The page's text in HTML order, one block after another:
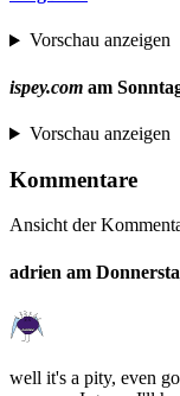
Vorschau anzeigen
ispey.com am
Vorschau anzeigen
Kommentare
Ansicht der
adrien am
well it's a pity, even